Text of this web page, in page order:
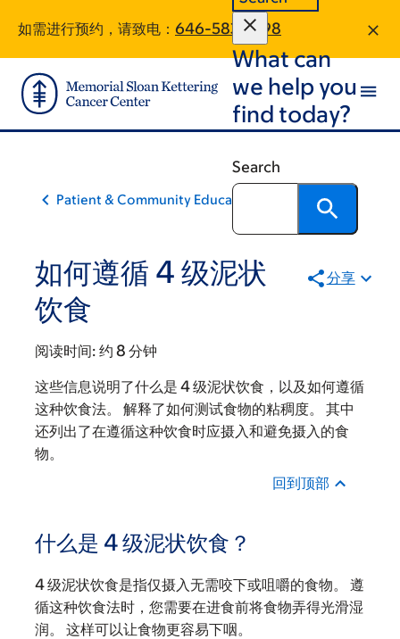
main
content
footer
如需进行预约，请致电： 646-583-1098
What can
we help you
find today?
Search
Patient & Community Education
如何遵循 4 级泥状
饮食
分享
阅读时间: 约 8 分钟
这些信息说明了什么是 4 级泥状饮食，以及如何遵循
这种饮食法。 解释了如何测试食物的粘稠度。 其中
还列出了在遵循这种饮食时应摄入和避免摄入的食
物。
回到顶部
什么是 4 级泥状饮食？
4 级泥状饮食是指仅摄入无需咬下或咀嚼的食物。 遵
循这种饮食法时，您需要在进食前将食物弄得光滑湿
润。 这样可以让食物更容易下咽。